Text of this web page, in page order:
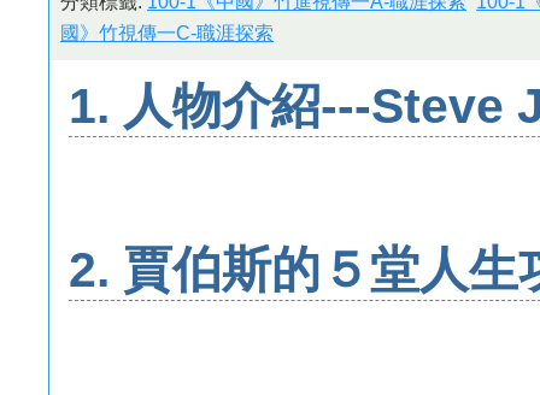
國》竹視傳一C-職涯探索
1. 人物介紹---Steve
2. 賈伯斯的５堂人生